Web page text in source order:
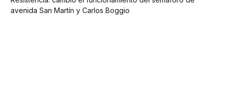
avenida San Martín y Carlos Boggio